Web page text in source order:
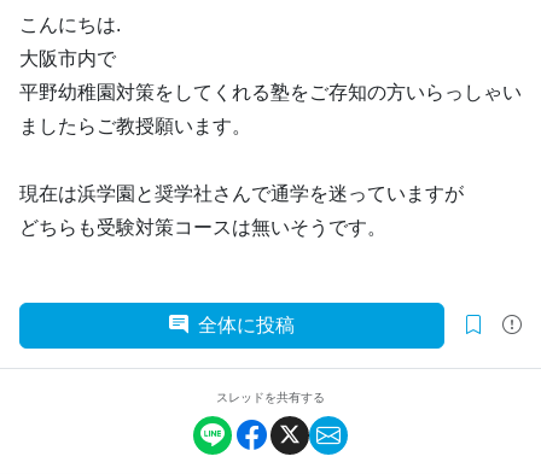
こんにちは.
大阪市内で
平野幼稚園対策をしてくれる塾をご存知の方いらっしゃい
ましたらご教授願います。
現在は浜学園と奨学社さんで通学を迷っていますが
どちらも受験対策コースは無いそうです。
全体に投稿
スレッドを共有する